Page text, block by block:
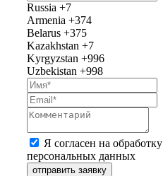
Russia +7
Armenia +374
Belarus +375
Kazakhstan +7
Kyrgyzstan +996
Uzbekistan +998
Я согласен на обработку
персональных данных
отправить заявку